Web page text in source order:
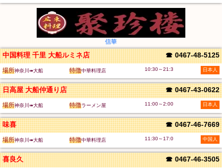
信華
中国料理 千里 大船ルミネ店 ☎ 0467-48-5125
場所神奈川➠大船 特徴中華料理店 10:30～21:3 日本人
日高屋 大船仲通り店 ☎ 0467-43-0622
場所神奈川➠大船 特徴ラーメン屋 11:00～2:00 日本人
味喜 ☎ 0467-46-7669
場所神奈川➠大船 特徴中華料理店 11:30～17:0 中国人
喜良久 ☎ 0467-46-3505